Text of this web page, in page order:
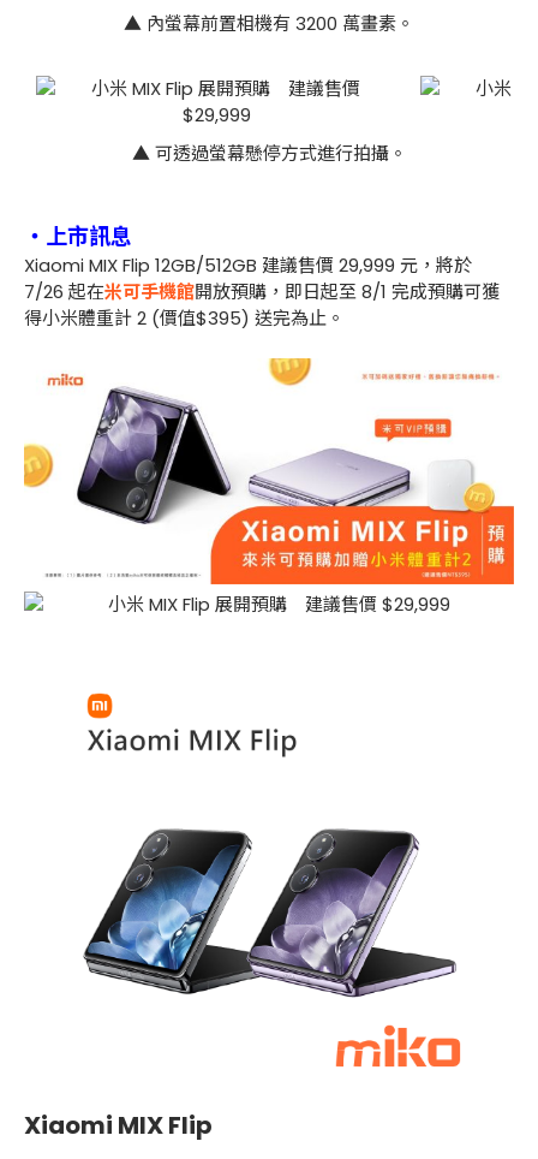
▲ 內螢幕前置相機有 3200 萬畫素。
▲ 可透過螢幕懸停方式進行拍攝。
・上市訊息
Xiaomi MIX Flip 12GB/512GB 建議售價 29,999 元，將於
7/26 起在米可手機館開放預購，即日起至 8/1 完成預購可獲
得小米體重計 2 (價值$395) 送完為止。
Xiaomi MIX Flip